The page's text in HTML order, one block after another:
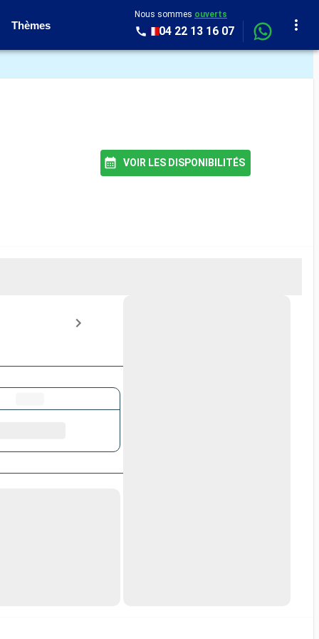
Thèmes
Nous sommes ouverts
04 22 13 16 07
VOIR LES DISPONIBILITÉS